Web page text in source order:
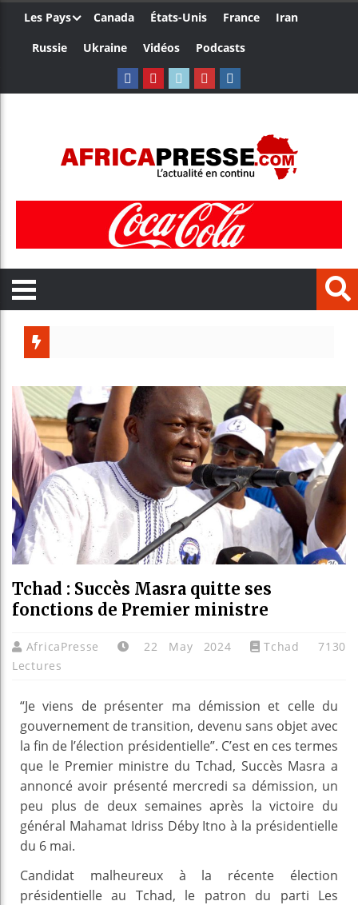
Les Pays Canada États-Unis France
Iran
Russie
Ukraine Vidéos Podcasts
Bénin
Aliko
Tchad : Succès Masra quitte ses
fonctions de Premier ministre
AfricaPresse 22 May 2024 Tchad
7130
Lectures
“Je viens de présenter ma démission et celle du
gouvernement de transition, devenu sans objet avec
la fin de l’élection présidentielle”. C’est en ces termes
que le Premier ministre du Tchad, Succès Masra a
annoncé avoir présenté mercredi sa démission, un
peu plus de deux semaines après la victoire du
général Mahamat Idriss Déby Itno à la présidentielle
du 6 mai.
Candidat malheureux à la récente élection
présidentielle au Tchad, le patron du parti Les